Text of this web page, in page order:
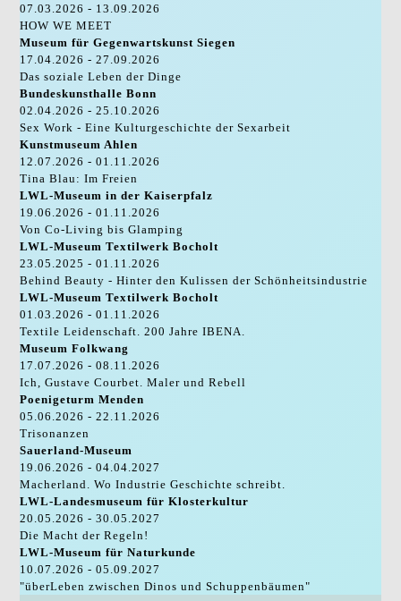
07.03.2026 - 13.09.2026
HOW WE MEET
Museum für Gegenwartskunst Siegen
17.04.2026 - 27.09.2026
Das soziale Leben der Dinge
Bundeskunsthalle Bonn
02.04.2026 - 25.10.2026
Sex Work - Eine Kulturgeschichte der Sexarbeit
Kunstmuseum Ahlen
12.07.2026 - 01.11.2026
Tina Blau: Im Freien
LWL-Museum in der Kaiserpfalz
19.06.2026 - 01.11.2026
Von Co-Living bis Glamping
LWL-Museum Textilwerk Bocholt
23.05.2025 - 01.11.2026
Behind Beauty - Hinter den Kulissen der Schönheitsindustrie
LWL-Museum Textilwerk Bocholt
01.03.2026 - 01.11.2026
Textile Leidenschaft. 200 Jahre IBENA.
Museum Folkwang
17.07.2026 - 08.11.2026
Ich, Gustave Courbet. Maler und Rebell
Poenigeturm Menden
05.06.2026 - 22.11.2026
Trisonanzen
Sauerland-Museum
19.06.2026 - 04.04.2027
Macherland. Wo Industrie Geschichte schreibt.
LWL-Landesmuseum für Klosterkultur
20.05.2026 - 30.05.2027
Die Macht der Regeln!
LWL-Museum für Naturkunde
10.07.2026 - 05.09.2027
"überLeben zwischen Dinos und Schuppenbäumen"